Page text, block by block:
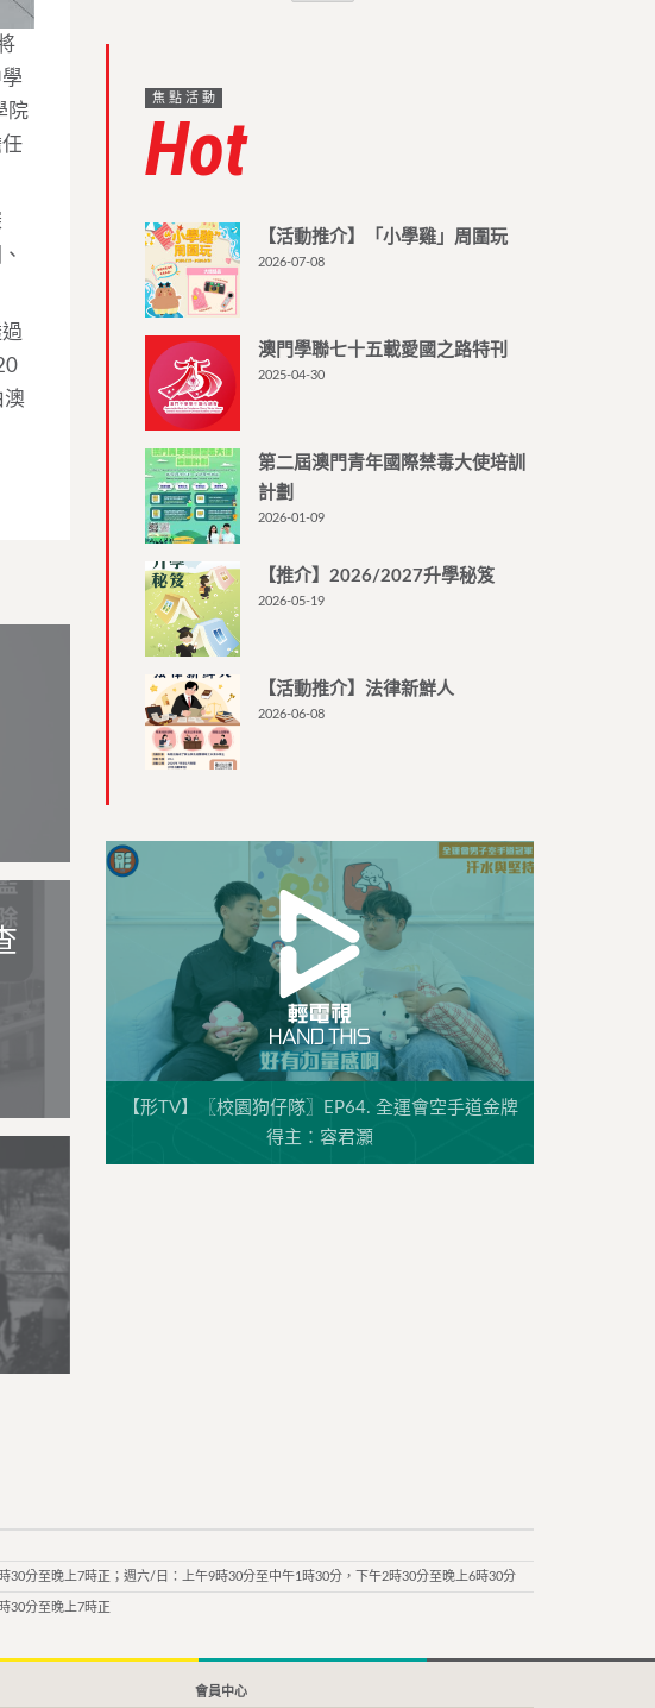
院
澳
焦點活動
Hot
【活動推介】「小學雞」周圍玩
2026-07-08
澳門學聯七十五載愛國之路特刊
2025-04-30
第二屆澳門青年國際禁毒大使培訓
計劃
2026-01-09
【推介】2026/2027升學秘笈
2026-05-19
【活動推介】法律新鮮人
2026-06-08
【形TV】〖校園狗仔隊〗EP64. 全運會空手道金牌
得主：容君灝
30分至晚上7時正；週六/日：上午9時30分至中午1時30分，下午2時30分至晚上6時30分
30分至晚上7時正
會員中心